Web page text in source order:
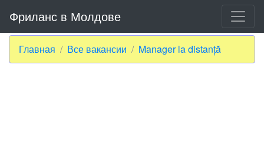
Фриланс в Молдове
Главная Все вакансии Manager la distanță